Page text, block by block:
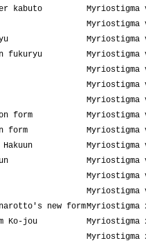
kabuto
fukuryu
form
form
new form
Ko-jou
Myriostigma
Myriostigma
Myriostigma
Myriostigma
Myriostigma
Myriostigma
Myriostigma
Myriostigma
Myriostigma
Myriostigma
Myriostigma
Myriostigma